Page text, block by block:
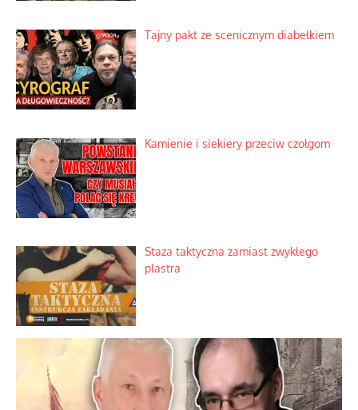
Tajny pakt ze scenicznym diabełkiem
Kamienie i siekiery przeciw czołgom
Staza taktyczna zamiast zwykłego
plastra